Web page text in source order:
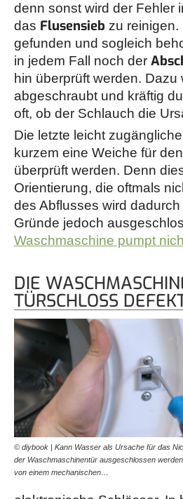
denn sonst wird der Fehler
das Flusensieb zu reinigen.
gefunden und sogleich
in jedem Fall noch der
hin überprüft werden.
abgeschraubt und kräftig
oft, ob der Schlauch die
Die letzte leicht
kurzem eine Weiche für
überprüft werden. Denn
Orientierung, die oftmals
des Abflusses wird
Gründe jedoch
Waschmaschine pumpt
DIE
TÜRSCHLOSS
© diybook | Kann Wasser als Ursache für das
der Waschmaschinentür ausgeschlossen
von einem mechanischen…